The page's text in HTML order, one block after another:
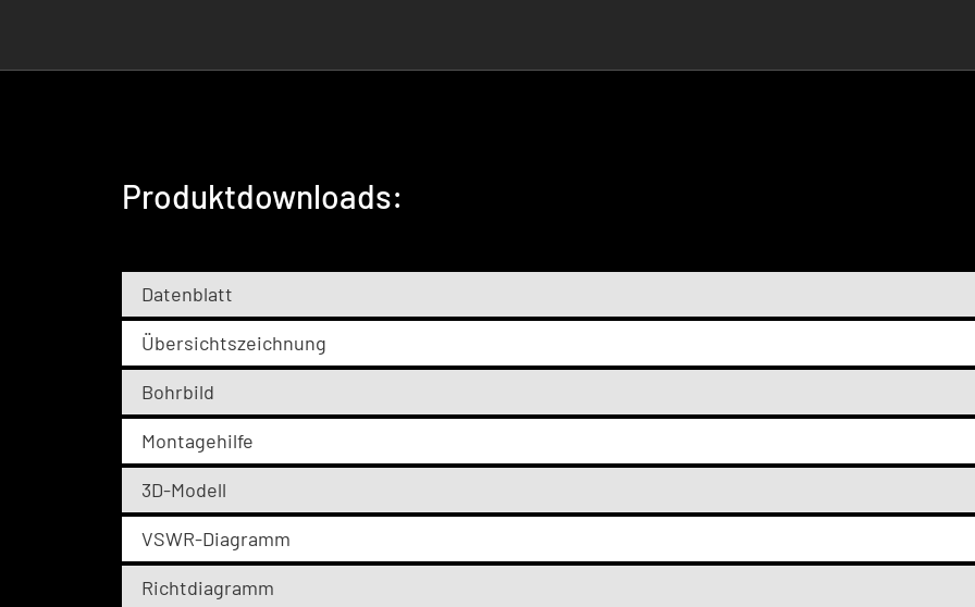
Produktdownloads:
Datenblatt
Übersichtszeichnung
Bohrbild
Montagehilfe
3D-Modell
VSWR-Diagramm
Richtdiagramm